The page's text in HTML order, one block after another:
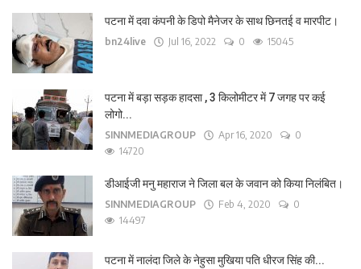
पटना में दवा कंपनी के डिपो मैनेजर के साथ छिनतई व मारपीट।
bn24live Jul 16, 2022 0 15045
पटना में बड़ा सड़क हादसा , 3 किलोमीटर में 7 जगह पर कई
लोगो...
SINNMEDIAGROUP Apr 16, 2020
0
14720
डीआईजी मनु महाराज ने जिला बल के जवान को किया निलंबित।
SINNMEDIAGROUP Feb 4, 2020
0
14497
पटना में नालंदा जिले के नेहुसा मुखिया पति धीरज सिंह की...